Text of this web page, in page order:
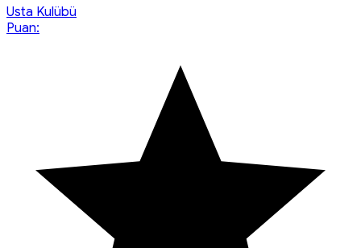
Usta Kulübü
Puan: